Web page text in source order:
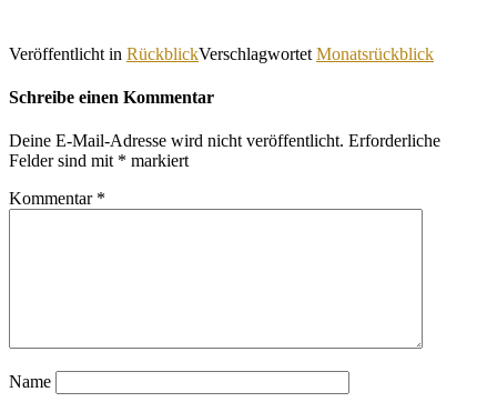
Veröffentlicht in RückblickVerschlagwortet Monatsrückblick
Schreibe einen Kommentar
Deine E-Mail-Adresse wird nicht veröffentlicht. Erforderliche
Felder sind mit * markiert
Kommentar *
Name